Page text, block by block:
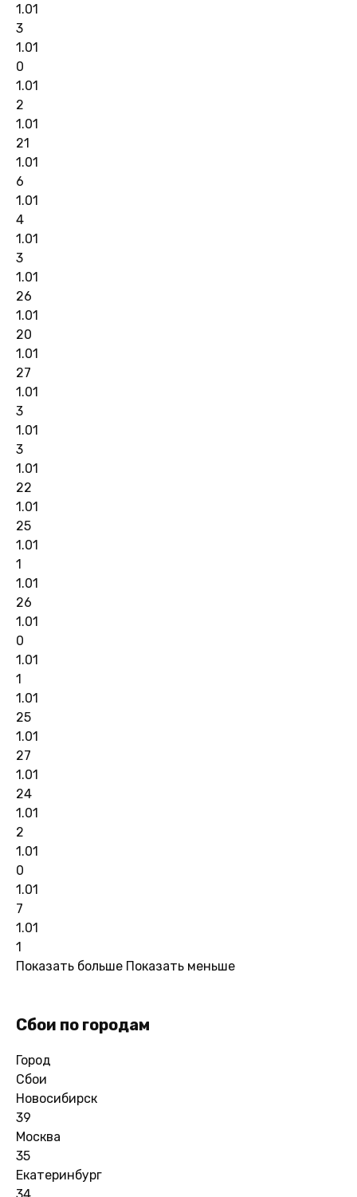
1.01
3
1.01
0
1.01
2
1.01
21
1.01
6
1.01
4
1.01
3
1.01
26
1.01
20
1.01
27
1.01
3
1.01
3
1.01
22
1.01
25
1.01
1
1.01
26
1.01
0
1.01
1
1.01
25
1.01
27
1.01
24
1.01
2
1.01
0
1.01
7
1.01
1
Показать больше Показать меньше
Сбои по городам
Город
Сбои
Новосибирск
39
Москва
35
Екатеринбург